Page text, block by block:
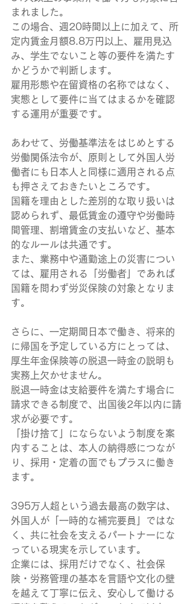
まれました。
この場合、週20時間以上に加えて、所
定内賃金月額8.8万円以上、雇用見込
み、学生でないこと等の要件を満たす
かどうかで判断します。
雇用形態や在留資格の名称ではなく、
実態として要件に当てはまるかを確認
する運用が重要です。
あわせて、労働基準法をはじめとする
労働関係法令が、原則として外国人労
働者にも日本人と同様に適用される点
も押さえておきたいところです。
国籍を理由とした差別的な取り扱いは
認められず、最低賃金の遵守や労働時
間管理、割増賃金の支払いなど、基本
的なルールは共通です。
また、業務中や通勤途上の災害につい
ては、雇用される「労働者」であれば
国籍を問わず労災保険の対象となりま
す。
さらに、一定期間日本で働き、将来的
に帰国を予定している方にとっては、
厚生年金保険等の脱退一時金の説明も
実務上欠かせません。
脱退一時金は支給要件を満たす場合に
請求できる制度で、出国後2年以内に請
求が必要です。
「掛け捨て」にならないよう制度を案
内することは、本人の納得感につなが
り、採用・定着の面でもプラスに働き
ます。
395万人超という過去最高の数字は、
外国人が「一時的な補完要員」ではな
く、共に社会を支えるパートナーにな
っている現実を示しています。
企業には、採用だけでなく、社会保
険・労務管理の基本を言語や文化の壁
を越えて丁寧に伝え、安心して働ける